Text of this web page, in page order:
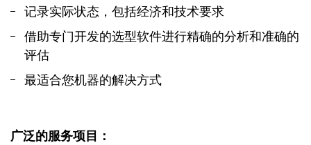
记录实际状态，包括经济和技术要求
借助专门开发的选型软件进行精确的分析和准确的
评估
最适合您机器的解决方式
广泛的服务项目：